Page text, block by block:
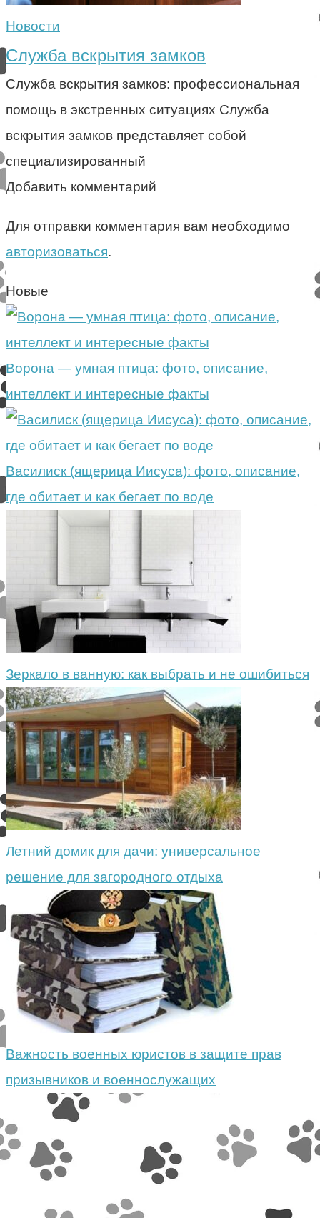
Новости
Служба вскрытия замков
Служба вскрытия замков: профессиональная
помощь в экстренных ситуациях Служба
вскрытия замков представляет собой
специализированный
Добавить комментарий
Для отправки комментария вам необходимо
авторизоваться.
Новые
Ворона — умная птица: фото, описание,
интеллект и интересные факты
Василиск (ящерица Иисуса): фото, описание,
где обитает и как бегает по воде
Зеркало в ванную: как выбрать и не ошибиться
Летний домик для дачи: универсальное
решение для загородного отдыха
Важность военных юристов в защите прав
призывников и военнослужащих